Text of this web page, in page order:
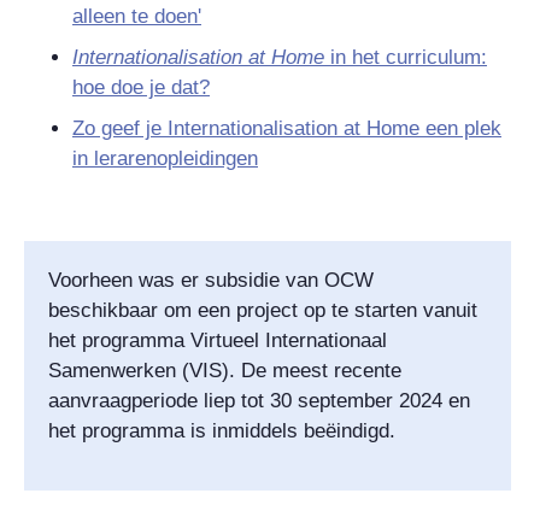
alleen te doen'
Internationalisation at Home in het curriculum:
hoe doe je dat?
Zo geef je Internationalisation at Home een plek
in lerarenopleidingen
Voorheen was er subsidie van OCW
beschikbaar om een project op te starten vanuit
het programma Virtueel Internationaal
Samenwerken (VIS). De meest recente
aanvraagperiode liep tot 30 september 2024 en
het programma is inmiddels beëindigd.